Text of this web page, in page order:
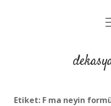
Etiket: F ma neyin